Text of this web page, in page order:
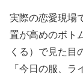
実際の恋愛現場
置が高めのボト
くる）で見た目
「今日の服、